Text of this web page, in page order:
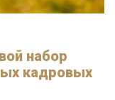
набор
кадровых